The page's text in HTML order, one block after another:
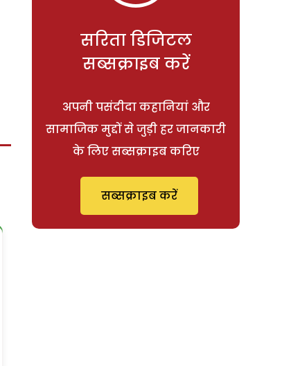
सरिता डिजिटल
सब्सक्राइब करें
अपनी पसंदीदा कहानियां और
सामाजिक मुद्दों से जुड़ी हर जानकारी
के लिए सब्सक्राइब करिए
सब्सक्राइब करें